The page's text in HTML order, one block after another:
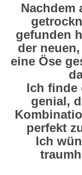
Nachdem
gefunden
der
eine Öse
Ich finde
genial,
perfekt
Ich